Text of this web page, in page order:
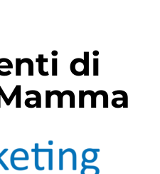
di